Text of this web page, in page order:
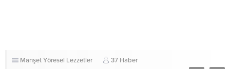
ManşetYöresel Lezzetler 37 Haber